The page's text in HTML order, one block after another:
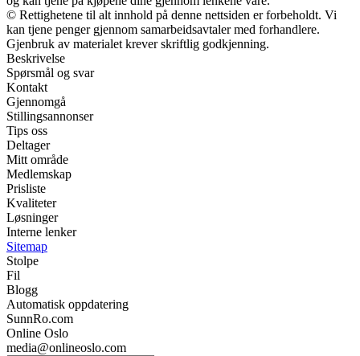
© Rettighetene til alt innhold på denne nettsiden er forbeholdt. Vi
kan tjene penger gjennom samarbeidsavtaler med forhandlere.
Gjenbruk av materialet krever skriftlig godkjenning.
Beskrivelse
Spørsmål og svar
Kontakt
Gjennomgå
Stillingsannonser
Tips oss
Deltager
Mitt område
Medlemskap
Prisliste
Kvaliteter
Løsninger
Interne lenker
Sitemap
Stolpe
Fil
Blogg
Automatisk oppdatering
SunnRo.com
Online Oslo
media@onlineoslo.com